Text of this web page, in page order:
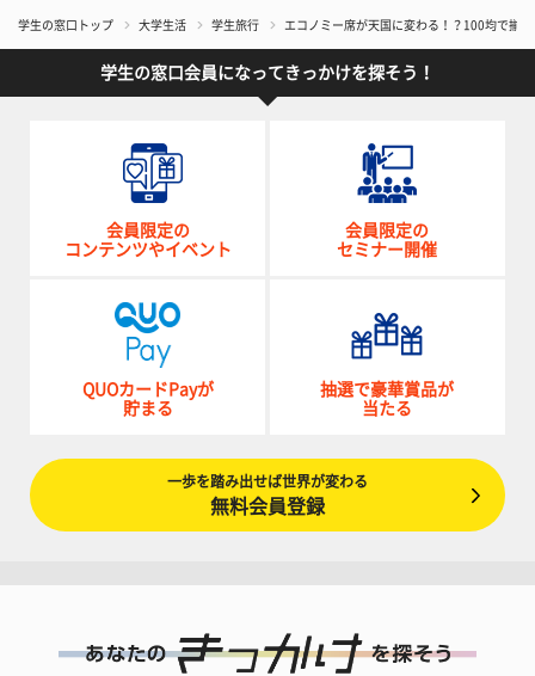
学生の窓口トップ 大学生活 学生旅行 エコノミー席が天国に変わる！？100均で揃
学生の窓口会員になってきっかけを探そう！
会員限定の
コンテンツやイベント
会員限定の
セミナー開催
QUOカードPayが
貯まる
抽選で豪華賞品が
当たる
一歩を踏み出せば世界が変わる
無料会員登録